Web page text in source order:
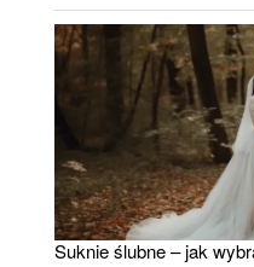
Suknie ślubne – jak